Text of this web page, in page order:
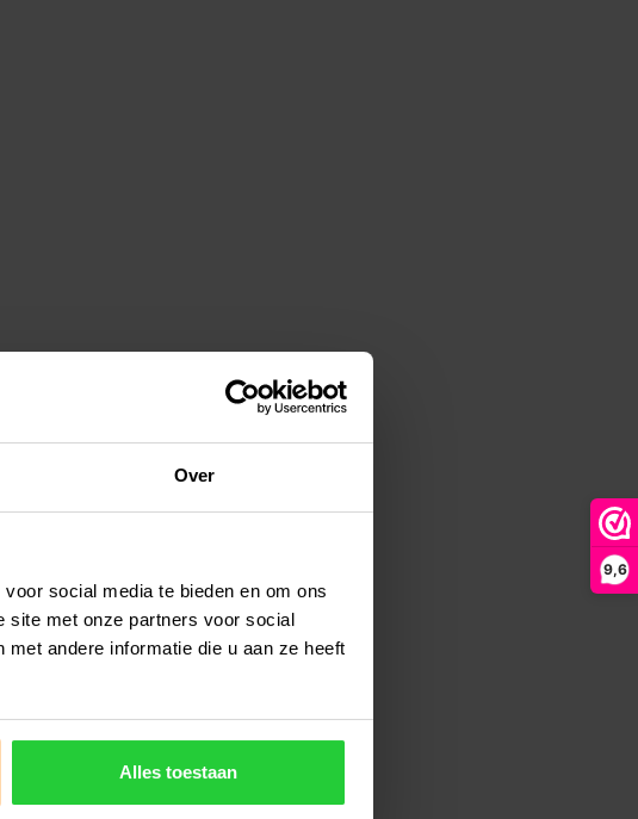
Over
social media te bieden en om ons
site met onze partners voor social
andere informatie die u aan ze heeft
Alles toestaan
9,6